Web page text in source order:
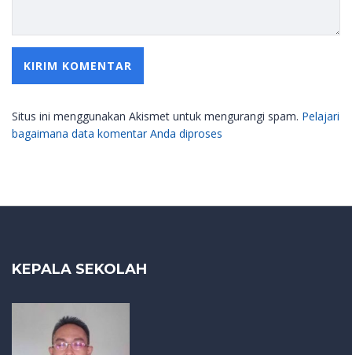
Situs ini menggunakan Akismet untuk mengurangi spam. Pelajari
bagaimana data komentar Anda diproses
KEPALA SEKOLAH